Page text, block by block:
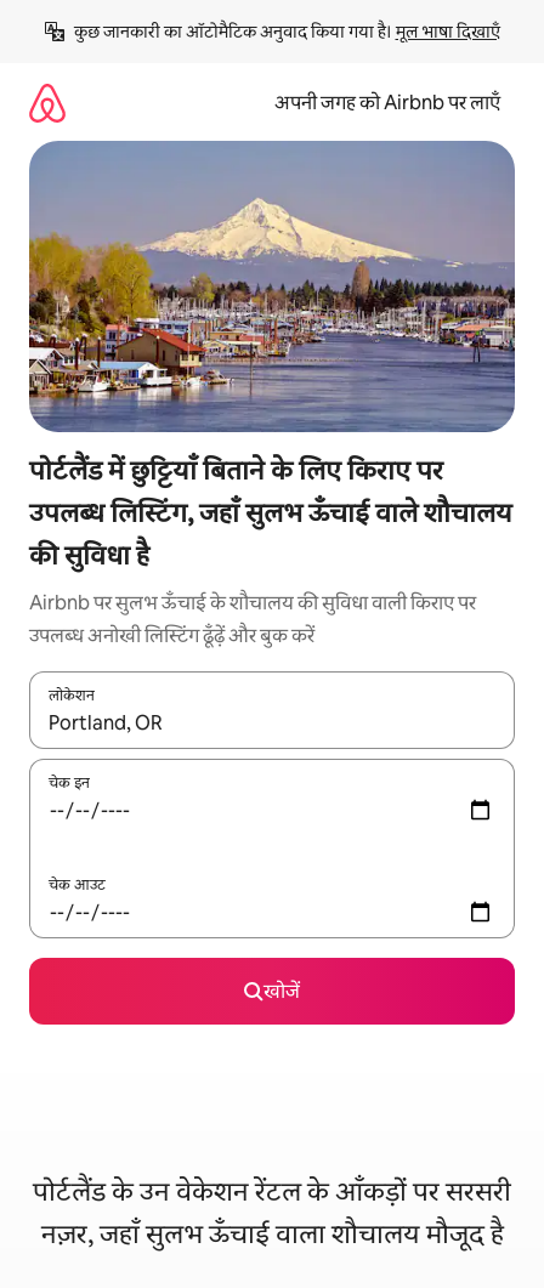
छोड़कर
कॉन्टेंट
कुछ जानकारी का ऑटोमैटिक अनुवाद किया गया है। मूल भाषा दिखाएँ
अपनी जगह को Airbnb पर लाएँ
पोर्टलैंड में छुट्टियाँ बिताने के लिए किराए पर
उपलब्ध लिस्टिंग, जहाँ सुलभ ऊँचाई वाले शौचालय
की सुविधा है
Airbnb पर सुलभ ऊँचाई के शौचालय की सुविधा वाली किराए पर
उपलब्ध अनोखी लिस्टिंग ढूँढ़ें और बुक करें
लोकेशन
नतीजों के उपलब्ध होने पर, अप और डाउन 'ऐरो की' का इस्तेमाल करके नेविगेट
चेक इन
चेक आउट
खोजें
पोर्टलैंड के उन वेकेशन रेंटल के आँकड़ों पर सरसरी
नज़र, जहाँ सुलभ ऊँचाई वाला शौचालय मौजूद है